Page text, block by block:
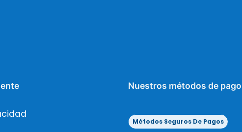
Nuestros métodos de pago
Métodos Seguros De Pagos